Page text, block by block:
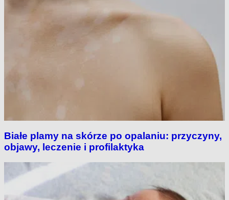
Białe plamy na skórze po opalaniu: przyczyny,
objawy, leczenie i profilaktyka